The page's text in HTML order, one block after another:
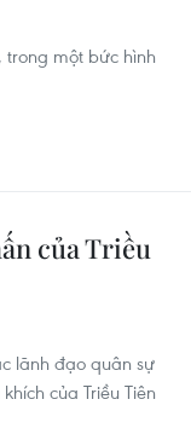
trong một bức hình
của Triều
lãnh đạo quân sự
của Triều Tiên